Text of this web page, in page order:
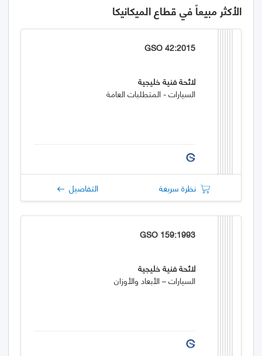
الأكثر مبيعاً في قطاع الميكانيكا
GSO 42:2015
لائحة فنية خليجية
السيارات - المتطلبات العامة
نظرة سريعة التفاصيل
GSO 159:1993
لائحة فنية خليجية
السيارات – الأبعاد والأوزان